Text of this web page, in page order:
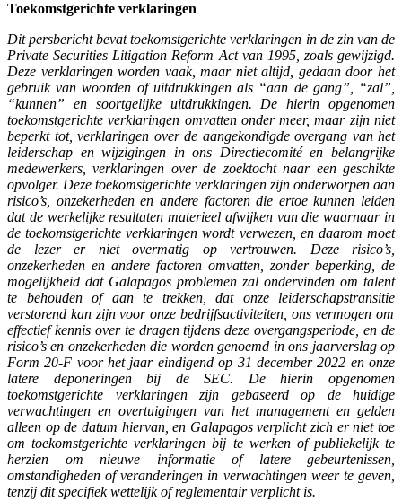
Toekomstgerichte verklaringen
Dit persbericht bevat toekomstgerichte verklaringen in de zin van de
Private Securities Litigation Reform Act van 1995, zoals gewijzigd.
Deze verklaringen worden vaak, maar niet altijd, gedaan door het
gebruik van woorden ofuitdrukkingenals “aan de gang”, “zal”,
“kunnen” en soortgelijke uitdrukkingen. De hierin opgenomen
toekomstgerichte verklaringen omvattenonder meer, maar zijn niet
beperkt tot, verklaringen over de aangekondigde overgang van het
leiderschap en wijzigingen in ons Directiecomitéen belangrijke
medewerkers, verklaringen over de zoektocht naar een geschikte
opvolger. Deze toekomstgerichte verklaringen zijn onderworpen aan
risico’s, onzekerheden en andere factoren die ertoe kunnen leiden
dat de werkelijke resultaten materieel afwijken van die waarnaar in
de toekomstgerichte verklaringen wordt verwezen, en daarom moet
de lezer er niet overmatig op vertrouwen. Deze risico’s,
onzekerheden en andere factoren omvatten, zonder beperking, de
mogelijkheid dat Galapagos problemen zal ondervinden om talent
te behouden of aan te trekken, dat onze leiderschapstransitie
verstorend kan zijn voor onze bedrijfsactiviteiten, ons vermogen om
effectief kennis over te dragen tijdens deze overgangsperiode, en de
risico’s en onzekerheden die worden genoemd in ons jaarverslag op
Form 20-F voor het jaar eindigend op 31 december 2022 en onze
latere deponeringen bij de SEC. De hierin opgenomen
toekomstgerichte verklaringen zijn gebaseerd op de huidige
verwachtingen en overtuigingen van het management en gelden
alleen op de datum hiervan, en Galapagos verplicht zich er niet toe
om toekomstgerichte verklaringen bij te werken of publiekelijk te
herzien om nieuwe informatie of latere gebeurtenissen,
omstandigheden of veranderingen in verwachtingen weer te geven
tenzij dit specifiek wettelijk of reglementair verplicht is.